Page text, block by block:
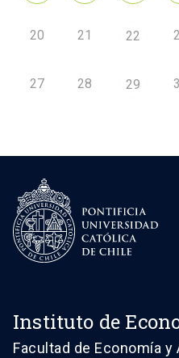
20 21 22
27 28 29
Instituto de
Facultad de Economía